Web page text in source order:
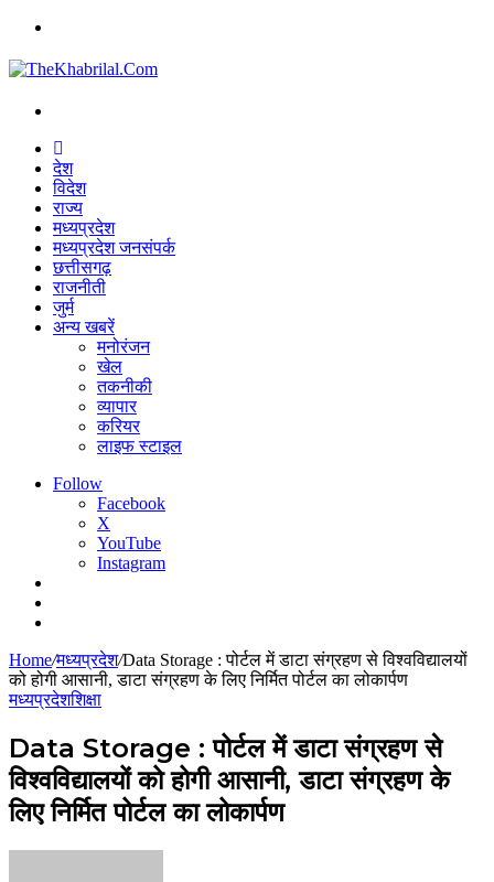
देश
विदेश
राज्य
मध्यप्रदेश
मध्यप्रदेश जनसंपर्क
छत्तीसगढ़
राजनीती
जुर्म
अन्य खबरें
मनोरंजन
खेल
तकनीकी
व्यापार
करियर
लाइफ स्टाइल
Follow
Facebook
X
YouTube
Instagram
Home/मध्यप्रदेश/Data Storage : पोर्टल में डाटा संग्रहण से विश्वविद्यालयों
को होगी आसानी, डाटा संग्रहण के लिए निर्मित पोर्टल का लोकार्पण
मध्यप्रदेशशिक्षा
Data Storage : पोर्टल में डाटा संग्रहण से
विश्वविद्यालयों को होगी आसानी, डाटा संग्रहण के
लिए निर्मित पोर्टल का लोकार्पण